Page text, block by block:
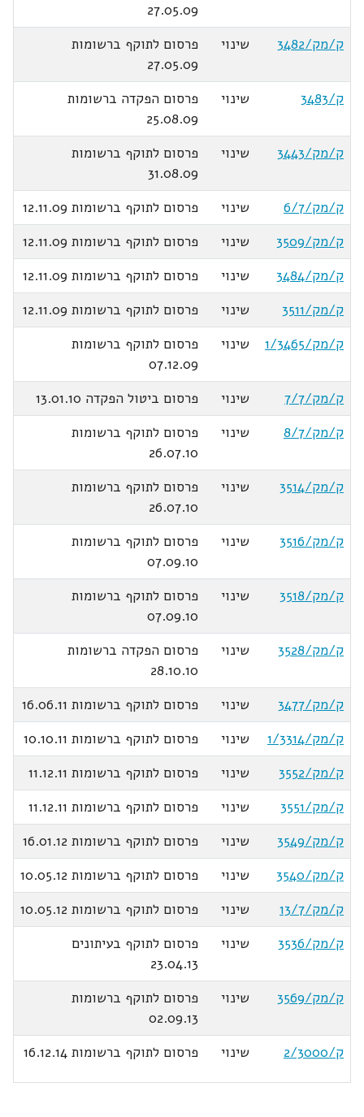
27.05.09
ק/מק/3482
שינוי
פרסום לתוקף ברשומות
27.05.09
ק/3483
שינוי
פרסום הפקדה ברשומות
25.08.09
ק/מק/3443
שינוי
פרסום לתוקף ברשומות
31.08.09
ק/מק/6/7
שינוי
פרסום לתוקף ברשומות 12.11.09
ק/מק/3509
שינוי
פרסום לתוקף ברשומות 12.11.09
ק/מק/3484
שינוי
פרסום לתוקף ברשומות 12.11.09
ק/מק/3511
שינוי
פרסום לתוקף ברשומות 12.11.09
ק/מק/1/3465
שינוי
פרסום לתוקף ברשומות
07.12.09
ק/מק/7/7
שינוי
פרסום ביטול הפקדה 13.01.10
ק/מק/8/7
שינוי
פרסום לתוקף ברשומות
26.07.10
ק/מק/3514
שינוי
פרסום לתוקף ברשומות
26.07.10
ק/מק/3516
שינוי
פרסום לתוקף ברשומות
07.09.10
ק/מק/3518
שינוי
פרסום לתוקף ברשומות
07.09.10
ק/מק/3528
שינוי
פרסום הפקדה ברשומות
28.10.10
ק/מק/3477
שינוי
פרסום לתוקף ברשומות 16.06.11
ק/מק/1/3314
שינוי
פרסום לתוקף ברשומות 10.10.11
ק/מק/3552
שינוי
פרסום לתוקף ברשומות 11.12.11
ק/מק/3551
שינוי
פרסום לתוקף ברשומות 11.12.11
ק/מק/3549
שינוי
פרסום לתוקף ברשומות 16.01.12
ק/מק/3540
שינוי
פרסום לתוקף ברשומות 10.05.12
ק/מק/13/7
שינוי
פרסום לתוקף ברשומות 10.05.12
ק/מק/3536
שינוי
פרסום לתוקף בעיתונים
23.04.13
ק/מק/3569
שינוי
פרסום לתוקף ברשומות
02.09.13
ק/2/3000
שינוי פרסום לתוקף ברשומות 16.12.14